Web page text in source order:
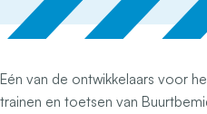
Eén van de ontwikkelaars voor
trainen en toetsen van